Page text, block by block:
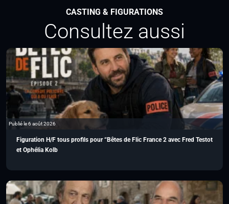
CASTING & FIGURATIONS
Consultez aussi
Publié le 6 août 2026
Figuration H/F tous profils pour “Bêtes de Flic France 2 avec Fred Testot
et Ophélia Kolb